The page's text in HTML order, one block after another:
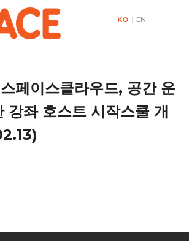
KO | EN
페이스클라우드, 공간 운
강좌 호스트 시작스쿨 개